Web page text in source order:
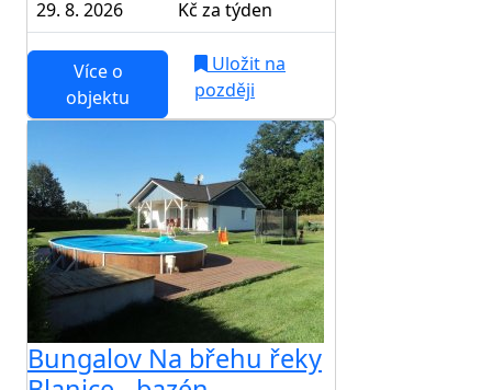
29. 8. 2026
Kč za týden
Více o
objektu
Uložit na
později
Bungalov Na břehu řeky